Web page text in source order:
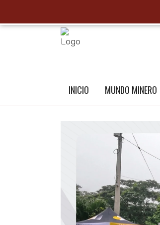
INICIO MUNDO MINERO